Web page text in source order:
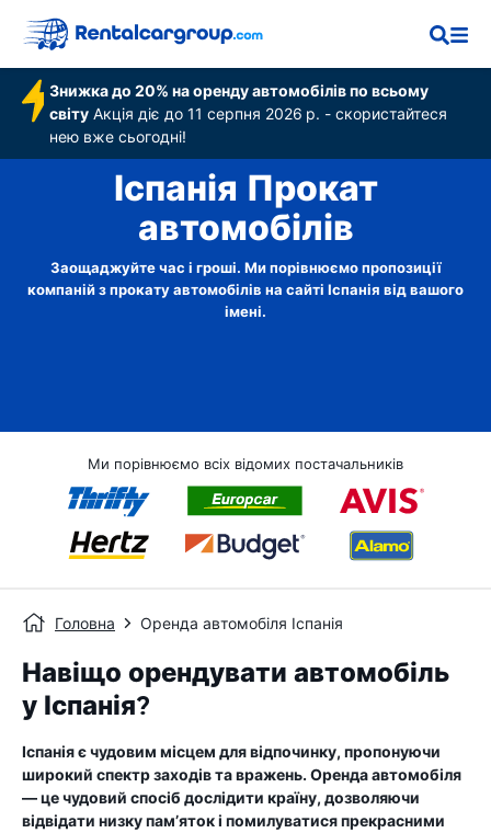
Знижка до 20% на оренду автомобілів по всьому
світу Акція діє до 11 серпня 2026 р. - скористайтеся
нею вже сьогодні!
Іспанія Прокат
автомобілів
Заощаджуйте час і гроші. Ми порівнюємо пропозиції
компаній з прокату автомобілів на сайті Іспанія від вашого
імені.
Ми порівнюємо всіх відомих постачальників
Головна Оренда автомобіля Іспанія
Навіщо орендувати автомобіль
у Іспанія?
Іспанія є чудовим місцем для відпочинку, пропонуючи
широкий спектр заходів та вражень. Оренда автомобіля
— це чудовий спосіб дослідити країну, дозволяючи
відвідати низку пам’яток і помилуватися прекрасними